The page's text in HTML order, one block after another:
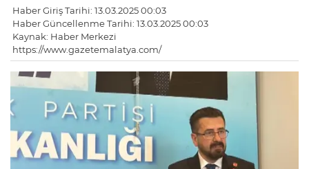
Haber Giriş Tarihi: 13.03.2025 00:03
Haber Güncellenme Tarihi: 13.03.2025 00:03
Kaynak: Haber Merkezi
https://www.gazetemalatya.com/